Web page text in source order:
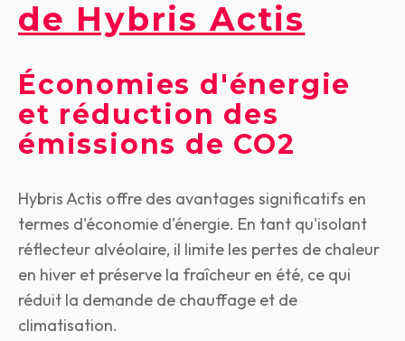
de Hybris Actis
Économies d'énergie
et réduction des
émissions de CO2
Hybris Actis offre des avantages significatifs en
termes d'économie d'énergie. En tant qu'isolant
réflecteur alvéolaire, il limite les pertes de chaleur
en hiver et préserve la fraîcheur en été, ce qui
réduit la demande de chauffage et de
climatisation.